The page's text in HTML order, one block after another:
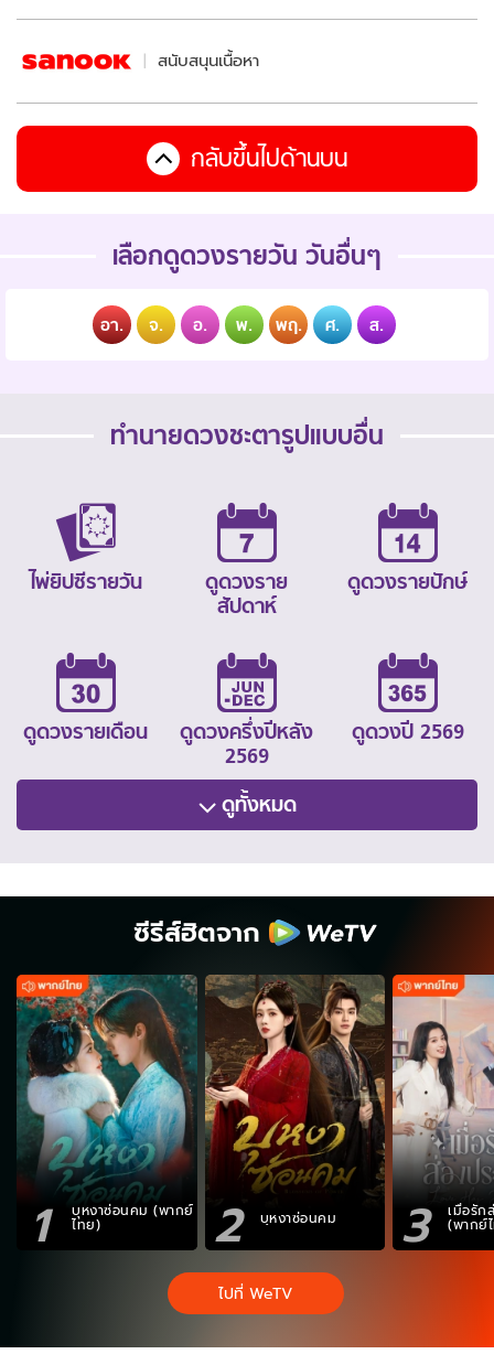
สนับสนุนเนื้อหา
กลับขึ้นไปด้านบน
เลือกดูดวงรายวัน วันอื่นๆ
อา. จ. อ. พ. พฤ. ศ. ส.
ทำนายดวงชะตารูปแบบอื่น
ไพ่ยิปซีรายวัน
ดูดวงราย
สัปดาห์
ดูดวงรายปักษ์
ดูดวงรายเดือน
ดูดวงครึ่งปีหลัง
2569
ดูดวงปี 2569
ดูทั้งหมด
ซีรีส์ฮิตจาก
1 บุหงาซ่อนคม (พากย์
ไทย) 2 บุหงาซ่อนคม 3 เมื่อรัก
(พากย์
ไปที่ WeTV